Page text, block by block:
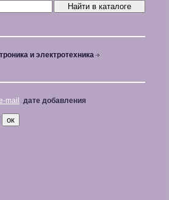
и электротехника
mail дате добавления